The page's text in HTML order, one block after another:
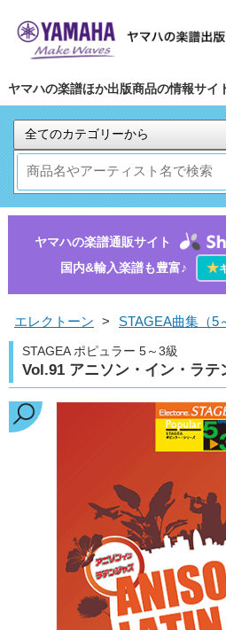
ヤマハの楽譜ほか出版商品の情報サイ
ヤマハの楽譜通販サイト
国内&輸入楽譜も豊富♪
★
エレクトーン > STAGEA曲集（5
STAGEA ポピュラー 5～3級
Vol.91 アニソン・イン・ラテ